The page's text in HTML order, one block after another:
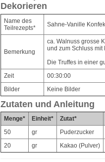
Dekorieren
Name des
Teilrezepts*
Sahne-Vanille
Bemerkung
ca. Walnuss grosse
und zum Schluss mit
Die Truffes in einer
Zeit
00:30:00
Bilder
Keine Bilder
Zutaten und Anleitung
Menge* Einheit* Zutat*
50
gr
Puderzucker
20
gr Kakao (Pulver)